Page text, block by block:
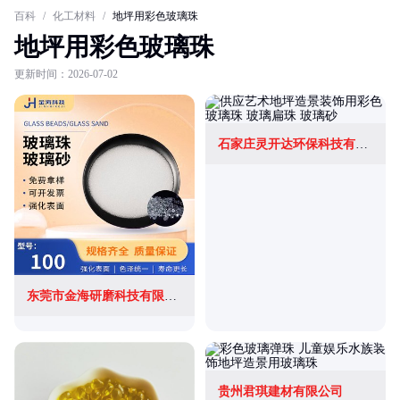
百科 / 化工材料 / 地坪用彩色玻璃珠
地坪用彩色玻璃珠
更新时间：2026-07-02
东莞市金海研磨科技有限公司
石家庄灵开达环保科技有限公司
贵州君琪建材有限公司